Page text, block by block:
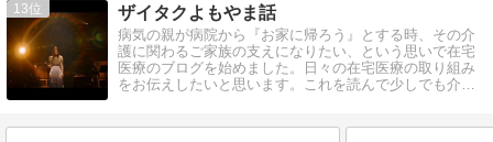
13 ザイタクよもやま話
病気の親が病院から『お家に帰ろう』とする時、その介
護に関わるご家族の支えになりたい、という思いで在宅
医療のブログを始めました。日々の在宅医療の取り組み
をお伝えしたいと思います。これを読んで少しでも介護